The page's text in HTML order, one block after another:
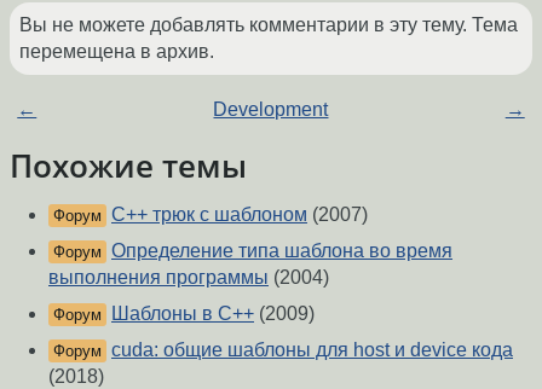
Вы не можете добавлять комментарии в эту тему. Тема
перемещена в архив.
← Development →
Похожие темы
Форум C++ трюк с шаблоном (2007)
Форум Определение типа шаблона во время
выполнения программы (2004)
Форум Шаблоны в С++ (2009)
Форум cuda: общие шаблоны для host и device кода
(2018)